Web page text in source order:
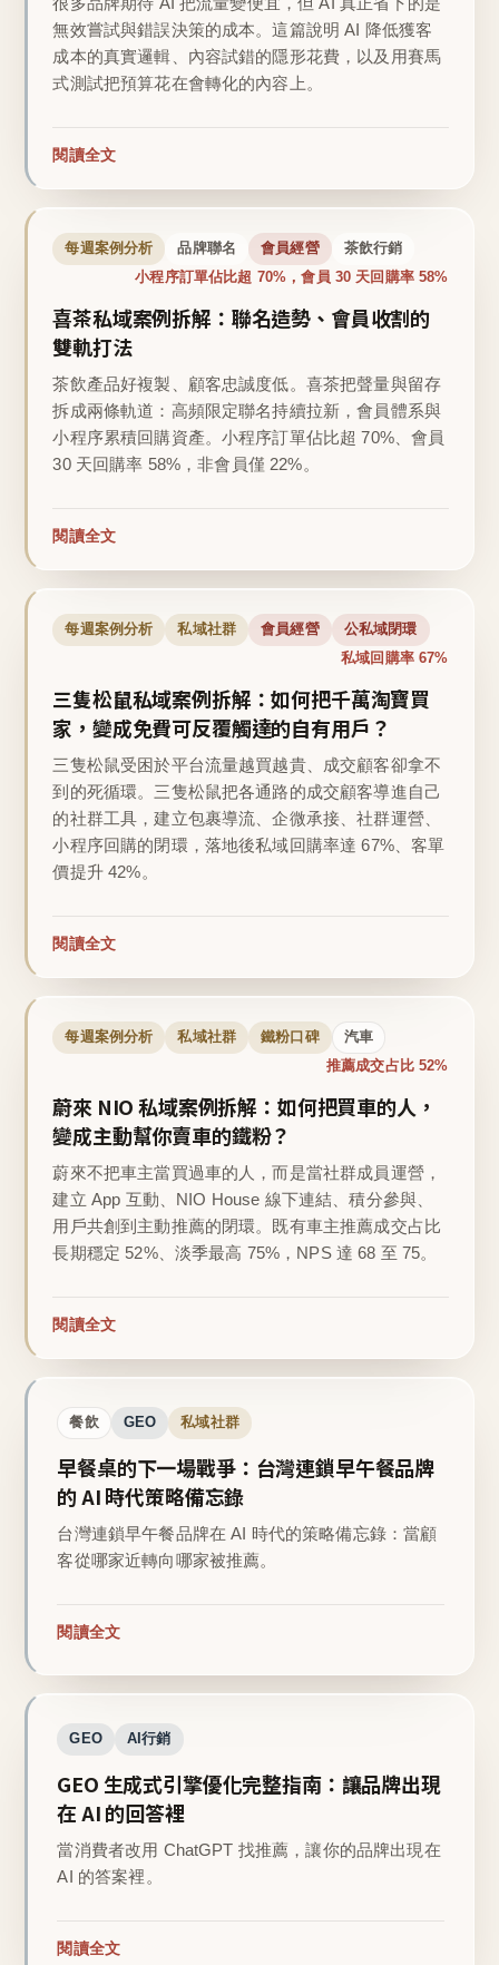
無效嘗試與錯誤決策的成本。這篇說明 AI 降低獲客
成本的真實邏輯、內容試錯的隱形花費，以及用賽馬
式測試把預算花在會轉化的內容上。
閱讀全文
每週案例分析 品牌聯名 會員經營 茶飲行銷
小程序訂單佔比超 70%，會員 30 天回購率 58%
喜茶私域案例拆解：聯名造勢、會員收割的
雙軌打法
茶飲產品好複製、顧客忠誠度低。喜茶把聲量與留存
拆成兩條軌道：高頻限定聯名持續拉新，會員體系與
小程序累積回購資產。小程序訂單佔比超 70%、會員
30 天回購率 58%，非會員僅 22%。
閱讀全文
每週案例分析 私域社群 會員經營 公私域閉環
私域回購率 67%
三隻松鼠私域案例拆解：如何把千萬淘寶買
家，變成免費可反覆觸達的自有用戶？
三隻松鼠受困於平台流量越買越貴、成交顧客卻拿不
到的死循環。三隻松鼠把各通路的成交顧客導進自己
的社群工具，建立包裹導流、企微承接、社群運營、
小程序回購的閉環，落地後私域回購率達 67%、客單
價提升 42%。
閱讀全文
每週案例分析 私域社群 鐵粉口碑 汽車
推薦成交占比 52%
蔚來 NIO 私域案例拆解：如何把買車的人，
變成主動幫你賣車的鐵粉？
蔚來不把車主當買過車的人，而是當社群成員運營，
建立 App 互動、NIO House 線下連結、積分參與、
用戶共創到主動推薦的閉環。既有車主推薦成交占比
長期穩定 52%、淡季最高 75%，NPS 達 68 至 75。
閱讀全文
餐飲 GEO 私域社群
早餐桌的下一場戰爭：台灣連鎖早午餐品牌
的 AI 時代策略備忘錄
台灣連鎖早午餐品牌在 AI 時代的策略備忘錄：當顧
客從哪家近轉向哪家被推薦。
閱讀全文
GEO AI行銷
GEO 生成式引擎優化完整指南：讓品牌出現
在 AI 的回答裡
當消費者改用 ChatGPT 找推薦，讓你的品牌出現在
AI 的答案裡。
閱讀全文